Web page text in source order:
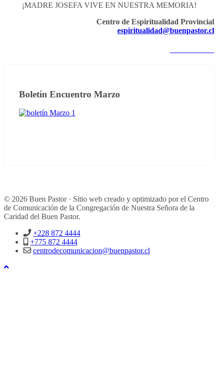
¡MADRE JOSEFA VIVE EN NUESTRA MEMORIA!
Centro de Espiritualidad Provincial
espiritualidad@buenpastor.cl
Boletín Encuentro Marzo
© 2026 Buen Pastor · Sitio web creado y optimizado por el Centro
de Comunicación de la Congregación de Nuestra Señora de la
Caridad del Buen Pastor.
+228 872 4444
+775 872 4444
centrodecomunicacion@buenpastor.cl